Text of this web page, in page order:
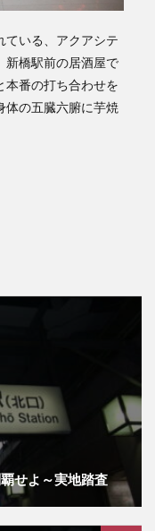
ている、アクアシテ
新橋駅前の居酒屋で
本番の打ち合わせを
体の五臓六腑に芋焼
せよ～実地踏査